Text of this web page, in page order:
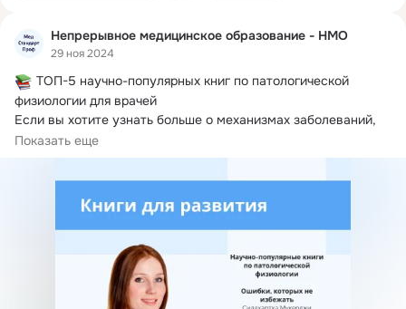
Непрерывное медицинское образование - НМО
29 ноя 2024
ТОП-5 научно-популярных книг по патологической
физиологии для врачей
Если вы хотите узнать больше о механизмах заболеваний,
но в увлекательной и доступной форме, эти книги станут
отличным выбором:
Показать еще